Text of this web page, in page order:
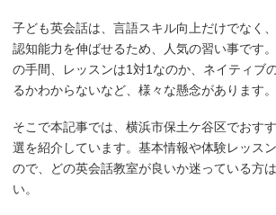
子ども英会話は、言語スキル向上だけでなく
認知能力を伸ばせるため、人気の習い事です
の手間、レッスンは1対1なのか、ネイティブ
るかわからないなど、様々な懸念があります。
そこで本記事では、横浜市保土ケ谷区でおす
選を紹介しています。基本情報や体験レッス
ので、どの英会話教室が良いか迷っている方
い。